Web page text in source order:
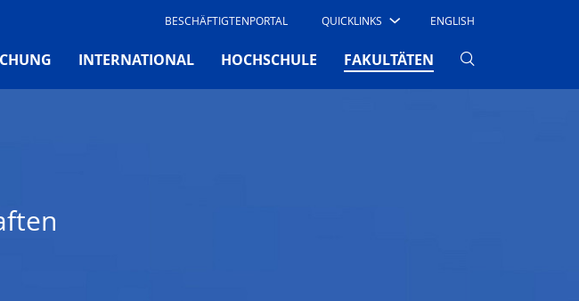
BESCHÄFTIGTENPORTAL QUICKLINKS ENGLISH
INTERNATIONAL HOCHSCHULE FAKULTÄTEN (CURRENT)